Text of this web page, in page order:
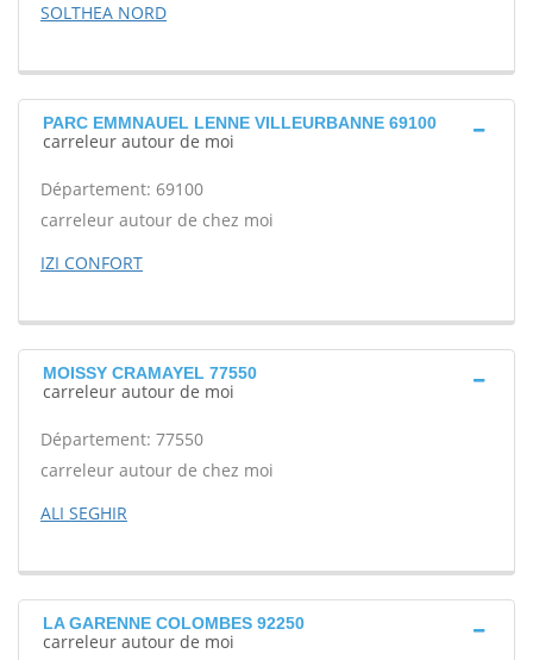
SOLTHEA NORD
PARC EMMNAUEL LENNE VILLEURBANNE 69100
carreleur autour de moi
Département: 69100
carreleur autour de chez moi
IZI CONFORT
MOISSY CRAMAYEL 77550
carreleur autour de moi
Département: 77550
carreleur autour de chez moi
ALI SEGHIR
LA GARENNE COLOMBES 92250
carreleur autour de moi